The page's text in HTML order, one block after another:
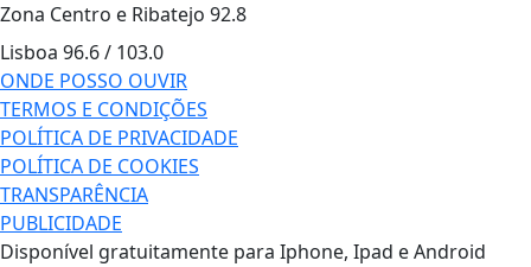
Zona Centro e Ribatejo 92.8
Lisboa 96.6 / 103.0
ONDE POSSO OUVIR
TERMOS E CONDIÇÕES
POLÍTICA DE PRIVACIDADE
POLÍTICA DE COOKIES
TRANSPARÊNCIA
PUBLICIDADE
Disponível gratuitamente para Iphone, Ipad e Android